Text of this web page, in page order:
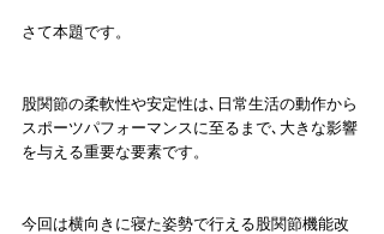
さて本題です。
股関節の柔軟性や安定性は､日常生活の動作から
スポーツパフォーマンスに至るまで､大きな影響
を与える重要な要素です。
今回は横向きに寝た姿勢で行える股関節機能改